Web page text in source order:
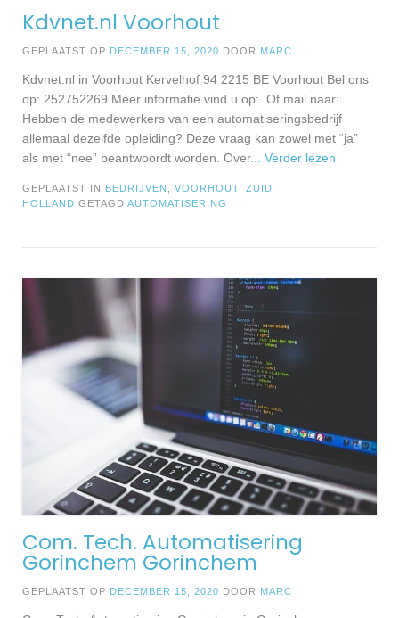
Kdvnet.nl Voorhout
GEPLAATST OP DECEMBER 15, 2020 DOOR MARC
Kdvnet.nl in Voorhout Kervelhof 94 2215 BE Voorhout Bel ons
op: 252752269 Meer informatie vind u op: Of mail naar:
Hebben de medewerkers van een automatiseringsbedrijf
allemaal dezelfde opleiding? Deze vraag kan zowel met “ja”
als met “nee” beantwoordt worden. Over... Verder lezen
GEPLAATST IN BEDRIJVEN , VOORHOUT, ZUID
HOLLAND GETAGD AUTOMATISERING
Com. Tech. Automatisering
Gorinchem Gorinchem
GEPLAATST OP DECEMBER 15, 2020 DOOR MARC